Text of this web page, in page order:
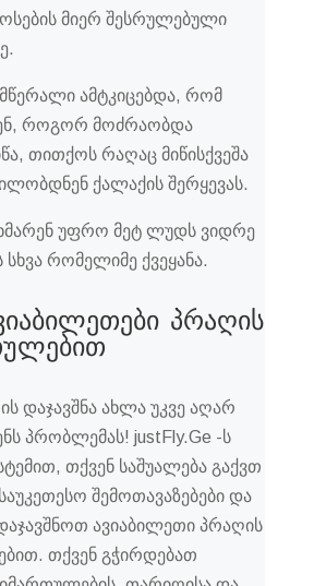
მიერ შესრულებული
ამტკიცებდა, რომ
როგორ მოძრაობდა
თითქოს რაღაც მიწისქვეშა
ქალაქის შერყევას.
უფრო მეტ ლუდს ვიდრე
რომელიმე ქვეყანა.
პრაღის
დაჯავშნა ახლა უკვე აღარ
პრობლემას! justFly.Ge -ს
თქვენ საშუალება გაქვთ
შემოთავაზებები და
ავიაბილეთი პრაღის
თქვენ გჭირდებათ